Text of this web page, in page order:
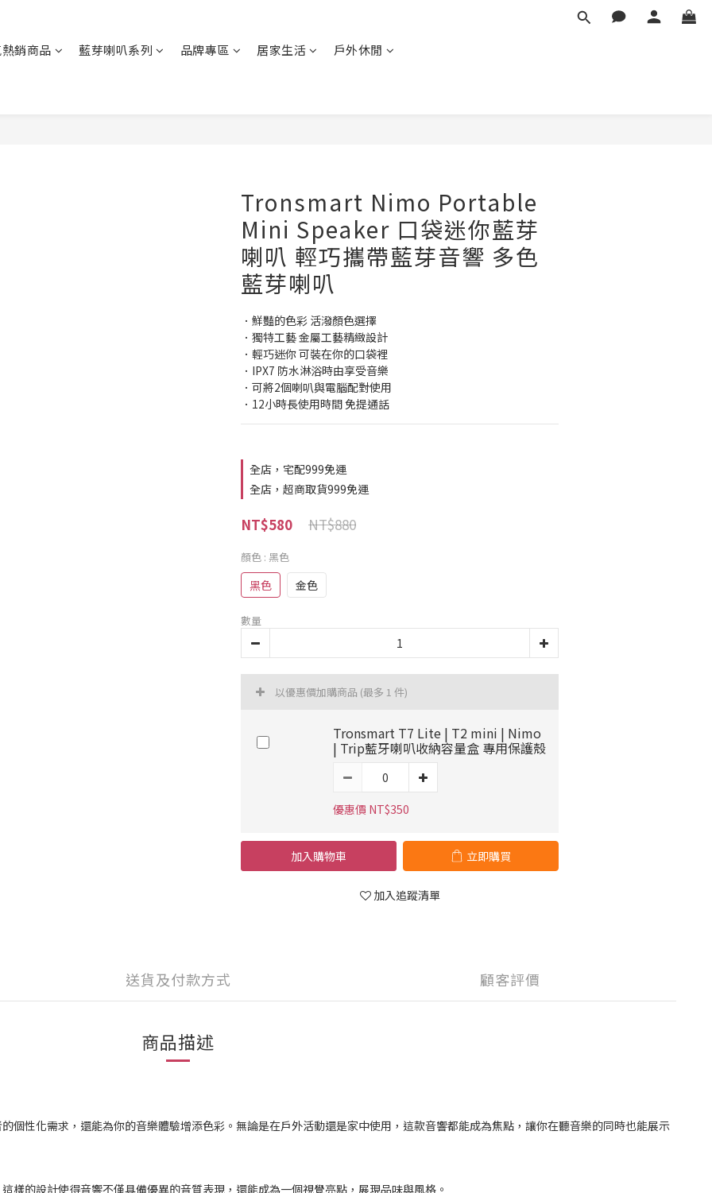
銷商品 藍芽喇叭系列 品牌專區 居家生活 戶外休閒
Tronsmart Nimo Portable
Mini Speaker 口袋迷你藍芽
喇叭 輕巧攜帶藍芽音響 多色
藍芽喇叭
．鮮豔的色彩 活潑顏色選擇
．獨特工藝 金屬工藝精緻設計
．輕巧迷你 可裝在你的口袋裡
．IPX7 防水淋浴時由享受音樂
．可將2個喇叭與電腦配對使用
．12小時長使用時間 免提通話
全店，宅配999免運
全店，超商取貨999免運
NT$880
NT$580
顏色 : 黑色
黑色 金色
數量
以優惠價加購商品 (最多 1 件)
Tronsmart T7 Lite | T2 mini | Nimo
| Trip藍牙喇叭收納容量盒 專用保護殼
優惠價 NT$350
加入購物車 立即購買
加入追蹤清單
送貨及付款方式 顧客評價
商品描述
個性化需求，還能為你的音樂體驗增添色彩。無論是在戶外活動還是家中使用，這款音響都能成為焦點，讓你在聽音樂的同時也能展示
樣的設計使得音響不僅具備優異的音質表現，還能成為一個視覺亮點，展現品味與風格。